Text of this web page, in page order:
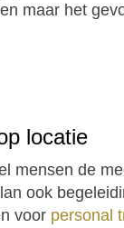
maar het
locatie
mensen de
ook
voor personal